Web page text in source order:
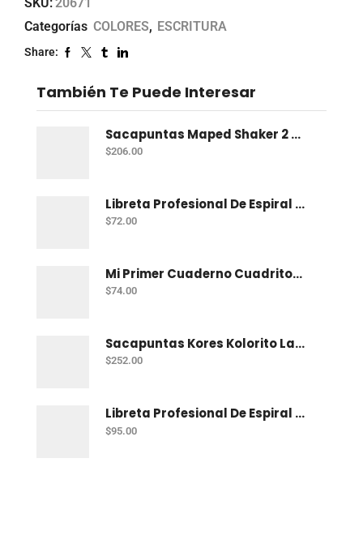
SKU:20671
Categorías COLORES, ESCRITURA
Share:
También Te Puede Interesar
Sacapuntas Maped Shaker 2 Orificios - Bote Con 12
$206.00
Libreta Profesional De Espiral Norma Color 100 H C-7
$72.00
Mi Primer Cuaderno Cuadritos "A" (10Mm) 50 Hojas Norma
$74.00
Sacapuntas Kores Kolorito Lapiz 1 Orif C/20
$252.00
Libreta Profesional De Espiral Printaform Arcoiris Pastel 100 H Ry
$95.00